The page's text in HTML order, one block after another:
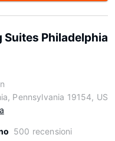
Philadelphia
Pennsylvania 19154, US
500 recensioni